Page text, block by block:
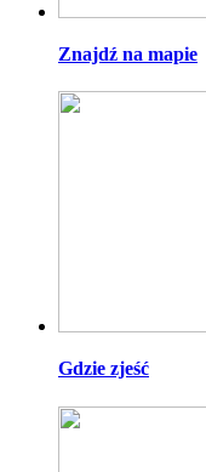
Znajdź na mapie
Gdzie zjeść